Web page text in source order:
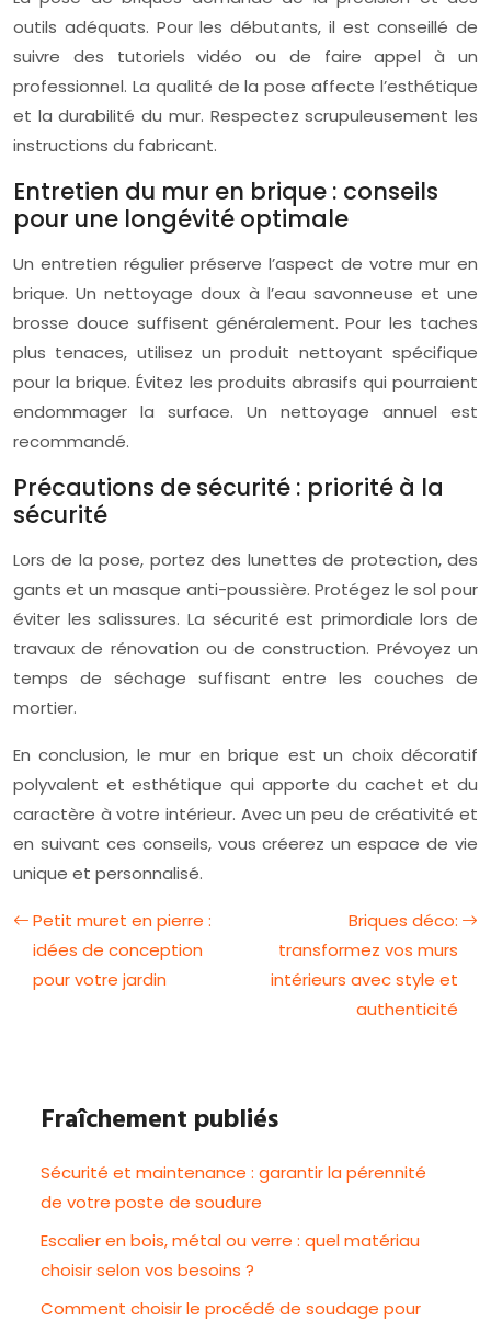
outils adéquats. Pour les débutants, il est conseillé de
suivre des tutoriels vidéo ou de faire appel à un
professionnel. La qualité de la pose affecte l’esthétique
et la durabilité du mur. Respectez scrupuleusement les
instructions du fabricant.
Entretien du mur en brique : conseils
pour une longévité optimale
Un entretien régulier préserve l’aspect de votre mur en
brique. Un nettoyage doux à l’eau savonneuse et une
brosse douce suffisent généralement. Pour les taches
plus tenaces, utilisez un produit nettoyant spécifique
pour la brique. Évitez les produits abrasifs qui pourraient
endommager la surface. Un nettoyage annuel est
recommandé.
Précautions de sécurité : priorité à la
sécurité
Lors de la pose, portez des lunettes de protection, des
gants et un masque anti-poussière. Protégez le sol pour
éviter les salissures. La sécurité est primordiale lors de
travaux de rénovation ou de construction. Prévoyez un
temps de séchage suffisant entre les couches de
mortier.
En conclusion, le mur en brique est un choix décoratif
polyvalent et esthétique qui apporte du cachet et du
caractère à votre intérieur. Avec un peu de créativité et
en suivant ces conseils, vous créerez un espace de vie
unique et personnalisé.
Petit muret en pierre :
idées de conception
pour votre jardin
Briques déco:
transformez vos murs
intérieurs avec style et
authenticité
Fraîchement publiés
Sécurité et maintenance : garantir la pérennité
de votre poste de soudure
Escalier en bois, métal ou verre : quel matériau
choisir selon vos besoins ?
Comment choisir le procédé de soudage pour